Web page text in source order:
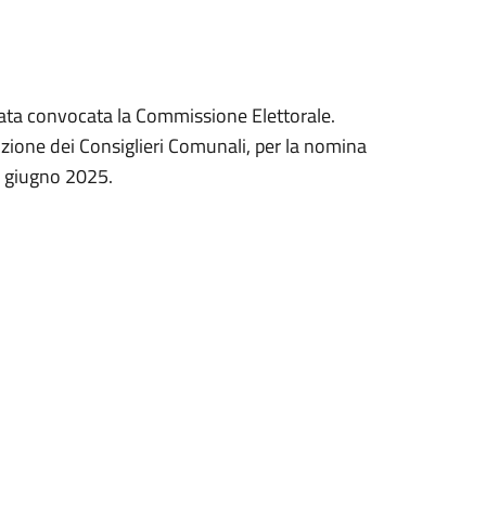
convocata la Commissione Elettorale.
dei Consiglieri Comunali, per la nomina
2025.